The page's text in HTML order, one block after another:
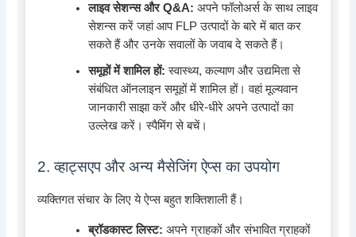
लाइव सेशन्स और Q&A: अपने फॉलोअर्स के साथ लाइव
सेशन्स करें जहां आप FLP उत्पादों के बारे में बात कर
सकते हैं और उनके सवालों के जवाब दे सकते हैं।
समूहों में शामिल हों: स्वास्थ्य, कल्याण और उद्यमिता से
संबंधित ऑनलाइन समूहों में शामिल हों। वहां मूल्यवान
जानकारी साझा करें और धीरे-धीरे अपने उत्पादों का
उल्लेख करें। स्पैमिंग से बचें।
2. व्हाट्सएप और अन्य मैसेजिंग ऐप्स का उपयोग
व्यक्तिगत संचार के लिए ये ऐप्स बहुत शक्तिशाली हैं।
ब्रॉडकास्ट लिस्ट: अपने ग्राहकों और संभावित ग्राहकों